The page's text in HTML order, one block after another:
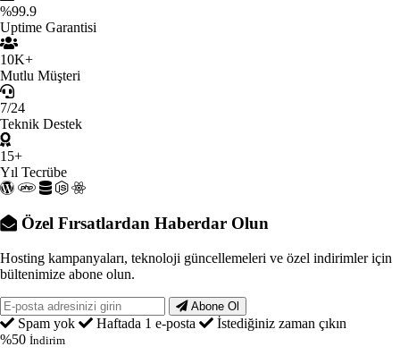
%99.9
Uptime Garantisi
10K+
Mutlu Müşteri
7/24
Teknik Destek
15+
Yıl Tecrübe
Özel Fırsatlardan Haberdar Olun
Hosting kampanyaları, teknoloji güncellemeleri ve özel indirimler için
bültenimize abone olun.
Abone Ol
Spam yok Haftada 1 e-posta
İstediğiniz zaman çıkın
%50 İndirim